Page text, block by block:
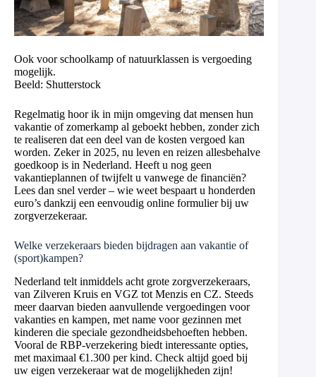
Ook voor schoolkamp of natuurklassen is vergoeding
mogelijk.
Beeld: Shutterstock
Regelmatig hoor ik in mijn omgeving dat mensen hun
vakantie of zomerkamp al geboekt hebben, zonder zich
te realiseren dat een deel van de kosten vergoed kan
worden. Zeker in 2025, nu leven en reizen allesbehalve
goedkoop is in Nederland. Heeft u nog geen
vakantieplannen of twijfelt u vanwege de financiën?
Lees dan snel verder – wie weet bespaart u honderden
euro’s dankzij een eenvoudig online formulier bij uw
zorgverzekeraar.
Welke verzekeraars bieden bijdragen aan vakantie of
(sport)kampen?
Nederland telt inmiddels acht grote zorgverzekeraars,
van Zilveren Kruis en VGZ tot Menzis en CZ. Steeds
meer daarvan bieden aanvullende vergoedingen voor
vakanties en kampen, met name voor gezinnen met
kinderen die speciale gezondheidsbehoeften hebben.
Vooral de RBP-verzekering biedt interessante opties,
met maximaal €1.300 per kind. Check altijd goed bij
uw eigen verzekeraar wat de mogelijkheden zijn!